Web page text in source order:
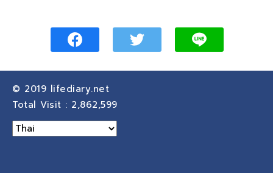
© 2019 lifediary.net
Total Visit : 2,862,599